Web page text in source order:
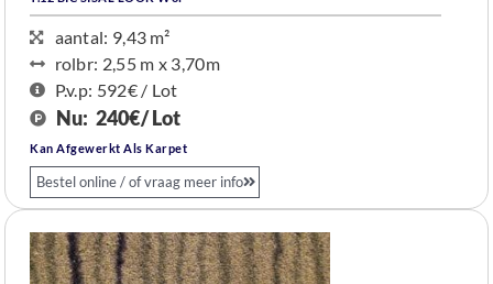
aantal: 9,43 m²
rolbr: 2,55 m x 3,70m
P.v.p: 592€ / Lot
Nu: 240€/ Lot
Kan Afgewerkt Als Karpet
Bestel online / of vraag meer info